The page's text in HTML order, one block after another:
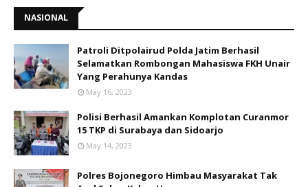
NASIONAL
Patroli Ditpolairud Polda Jatim Berhasil
Selamatkan Rombongan Mahasiswa FKH Unair
Yang Perahunya Kandas
May 16, 2023
Polisi Berhasil Amankan Komplotan Curanmor
15 TKP di Surabaya dan Sidoarjo
May 14, 2023
Polres Bojonegoro Himbau Masyarakat Tak